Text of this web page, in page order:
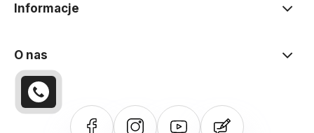
Informacje
O nas